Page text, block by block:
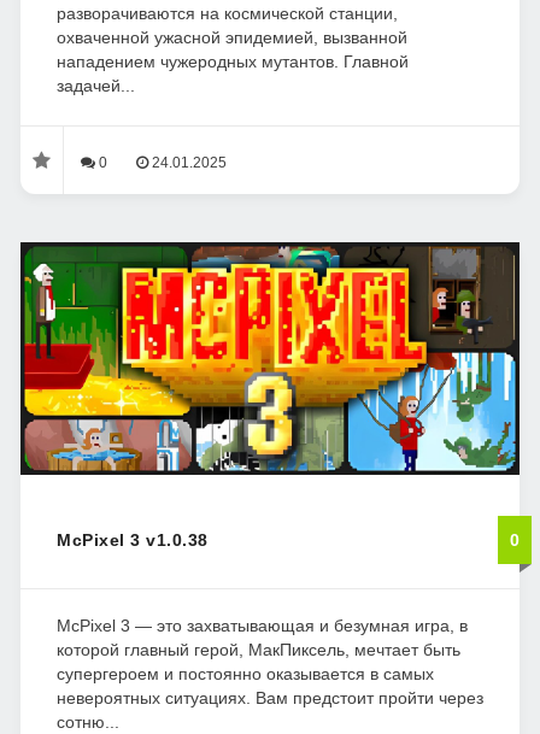
разворачиваются на космической станции,
охваченной ужасной эпидемией, вызванной
нападением чужеродных мутантов. Главной
задачей...
0 24.01.2025
McPixel 3 v1.0.38 0
McPixel 3 — это захватывающая и безумная игра, в
которой главный герой, МакПиксель, мечтает быть
супергероем и постоянно оказывается в самых
невероятных ситуациях. Вам предстоит пройти через
сотню...